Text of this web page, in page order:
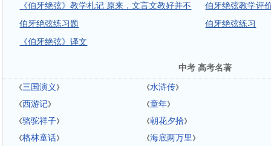
《伯牙绝弦》教学札记 原来，文言文教好并不
伯牙绝弦教学评
伯牙绝弦练习题
伯牙绝弦练习
《伯牙绝弦》译文
中考 高考名著
《三国演义 》 《水浒传》
《西游记》 《童年》
《骆驼祥子》 《朝花夕拾》
《格林童话》 《海底两万里 》